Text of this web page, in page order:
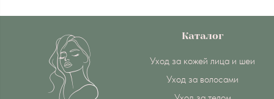
Каталог
Уход за кожей лица и шеи
Уход за волосами